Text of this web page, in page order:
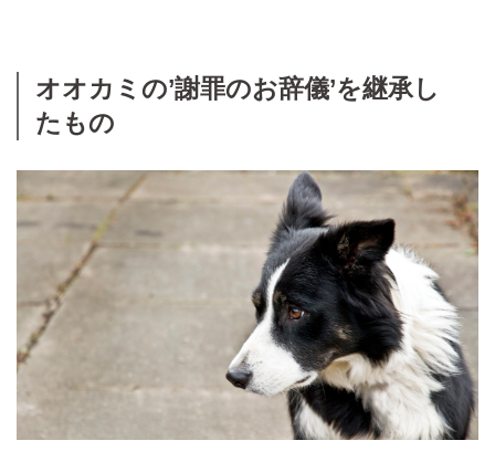
オオカミの’謝罪のお辞儀’を継承し
たもの